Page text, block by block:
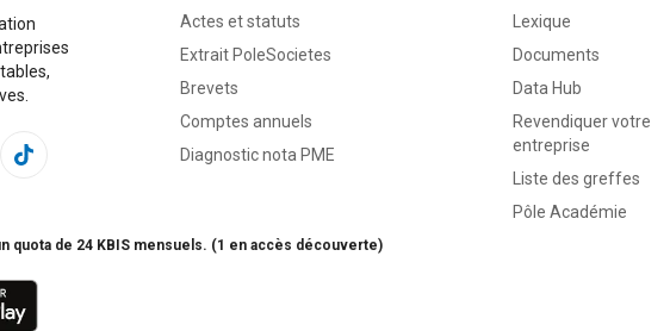
Actes et statuts
Extrait PoleSocietes
Brevets
Comptes annuels
Diagnostic nota PME
Lexique
Documents
Data Hub
Revendiquer votre
entreprise
Liste des greffes
Pôle Académie
quota de 24 KBIS mensuels. (1 en accès découverte)